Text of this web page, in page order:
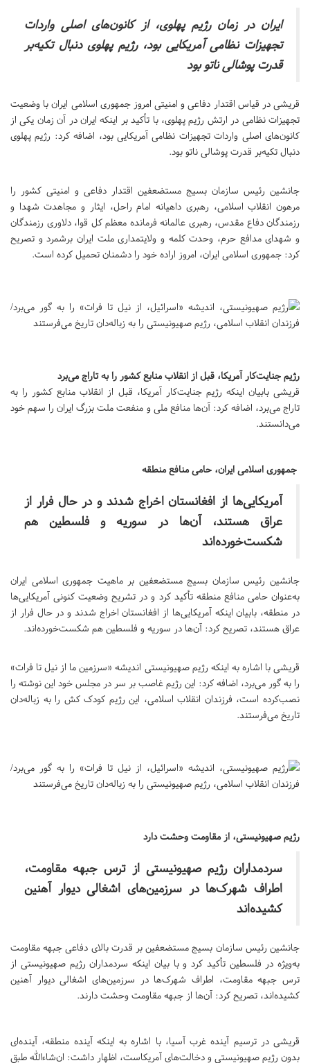
ایران در زمان رژیم پهلوی، از کانون‌های اصلی واردات
تجهیزات نظامی آمریکایی بود، رژیم پهلوی دنبال تکیه‌بر
قدرت پوشالی ناتو بود
قریشی در قیاس اقتدار دفاعی و امنیتی امروز جمهوری اسلامی ایران با وضعیت
تجهیزات نظامی در ارتش رژیم پهلوی، با تأکید بر اینکه ایران در آن زمان یکی از
کانون‌های اصلی واردات تجهیزات نظامی آمریکایی بود، اضافه کرد: رژیم پهلوی
دنبال تکیه‌بر قدرت پوشالی ناتو بود.
جانشین رئیس سازمان بسیج مستضعفین اقتدار دفاعی و امنیتی کشور را
مرهون انقلاب اسلامی، رهبری داهیانه امام راحل، ایثار و مجاهدت شهدا و
رزمندگان دفاع مقدس، رهبری عالمانه فرمانده معظم کل قوا، دلاوری رزمندگان
و شهدای مدافع حرم، وحدت کلمه و ولایتمداری ملت ایران برشمرد و تصریح
کرد: جمهوری اسلامی ایران، امروز اراده خود را دشمنان تحمیل کرده است.
رژیم جنایت‌کار آمریکا، قبل از انقلاب منابع کشور را به تاراج می‌برد
قریشی بابیان اینکه رژیم جنایت‌کار آمریکا، قبل از انقلاب منابع کشور را به
تاراج می‌برد، اضافه کرد: آن‌ها منافع ملی و منفعت ملت بزرگ ایران را سهم خود
می‌دانستند.
جمهوری اسلامی ایران، حامی منافع منطقه
آمریکایی‌ها از افغانستان اخراج شدند و در حال فرار از
عراق هستند، آن‌ها در سوریه و فلسطین هم
شکست‌خورده‌اند
جانشین رئیس سازمان بسیج مستضعفین بر ماهیت جمهوری اسلامی ایران
به‌عنوان حامی منافع منطقه تأکید کرد و در تشریح وضعیت کنونی آمریکایی‌ها
در منطقه، بابیان اینکه آمریکایی‌ها از افغانستان اخراج شدند و در حال فرار از
عراق هستند، تصریح کرد: آن‌ها در سوریه و فلسطین هم شکست‌خورده‌اند.
قریشی با اشاره به اینکه رژیم صهیونیستی اندیشه «سرزمین ما از نیل تا فرات»
را به گور می‌برد، اضافه کرد: این رژیم غاصب بر سر در مجلس خود این نوشته را
نصب‌کرده است، فرزندان انقلاب اسلامی، این رژیم کودک کش را به زباله‌دان
تاریخ می‌فرستند.
رژیم صهیونیستی، از مقاومت وحشت دارد
سردمداران رژیم صهیونیستی از ترس جبهه مقاومت،
اطراف شهرک‌ها در سرزمین‌های اشغالی دیوار آهنین
کشیده‌اند
جانشین رئیس سازمان بسیج مستضعفین بر قدرت بالای دفاعی جبهه مقاومت
به‌ویژه در فلسطین تأکید کرد و با بیان اینکه سردمداران رژیم صهیونیستی از
ترس جبهه مقاومت، اطراف شهرک‌ها در سرزمین‌های اشغالی دیوار آهنین
کشیده‌اند، تصریح کرد: آن‌ها از جبهه مقاومت وحشت دارند.
قریشی در ترسیم آینده غرب آسیا، با اشاره به اینکه آینده منطقه، آینده‌ای
بدون رژیم صهیونیستی و دخالت‌های آمریکاست، اظهار داشت: ان‌شاءالله طبق